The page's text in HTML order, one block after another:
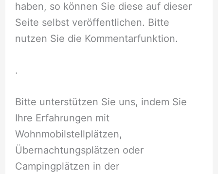
haben, so können Sie diese auf dieser
Seite selbst veröffentlichen. Bitte
nutzen Sie die Kommentarfunktion.
.
Bitte unterstützen Sie uns, indem Sie
Ihre Erfahrungen mit
Wohnmobilstellplätzen,
Übernachtungsplätzen oder
Campingplätzen in der